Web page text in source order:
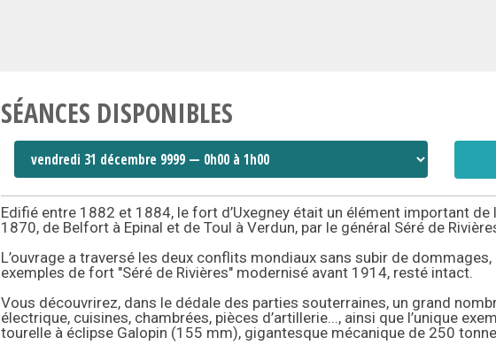
SÉANCES DISPONIBLES
Edifié entre 1882 et 1884, le fort d’Uxegney était un élément important de
1870, de Belfort à Epinal et de Toul à Verdun, par le général Séré de
L’ouvrage a traversé les deux conflits mondiaux sans subir de
exemples de fort "Séré de Rivières" modernisé avant 1914, resté intact.
Vous découvrirez, dans le dédale des parties souterraines, un grand
électrique, cuisines, chambrées, pièces d’artillerie..., ainsi que l’unique
tourelle à éclipse Galopin (155 mm), gigantesque mécanique de 250